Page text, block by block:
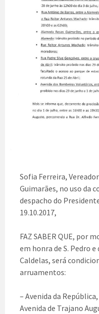
Sofia Ferreira,
Guimarães, no uso da
despacho do
19.10.2017,
FAZ SABER QUE, por
em honra de S. Pedro
Caldelas, será
arruamentos:
– Avenida da
Avenida de Trajano